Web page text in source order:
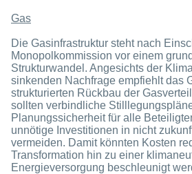
Gas
Die Gasinfrastruktur steht nach
Monopolkommission vor einem
Strukturwandel. Angesichts der
sinkenden Nachfrage empfiehlt das
strukturierten Rückbau der
sollten verbindliche
Planungssicherheit für alle
unnötige Investitionen in nicht
vermeiden. Damit könnten Kosten
Transformation hin zu einer
Energieversorgung beschleunigt